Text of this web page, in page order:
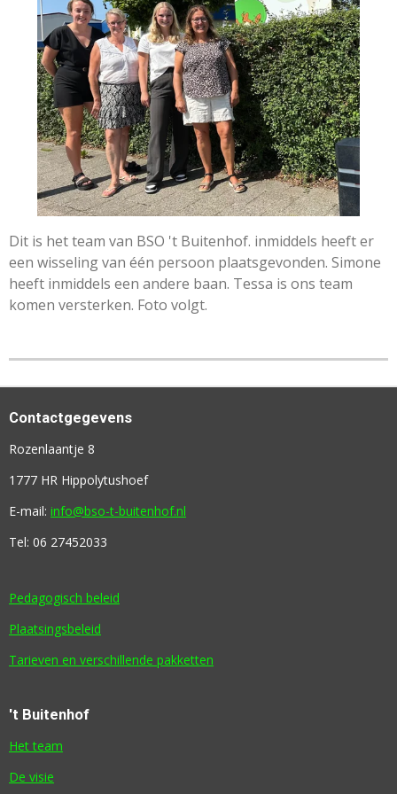
Dit is het team van BSO 't Buitenhof. inmiddels heeft er
een wisseling van één persoon plaatsgevonden. Simone
heeft inmiddels een andere baan. Tessa is ons team
komen versterken. Foto volgt.
Contactgegevens
Rozenlaantje 8
1777 HR Hippolytushoef
E-mail: info@bso-t-buitenhof.nl
Tel: 06 27452033
Pedagogisch beleid
Plaatsingsbeleid
Tarieven en verschillende pakketten
't Buitenhof
Het team
De visie